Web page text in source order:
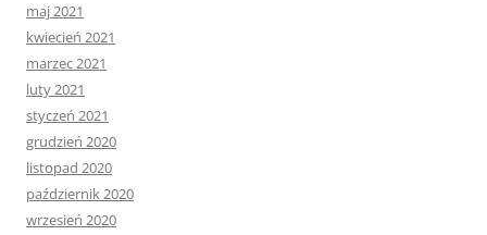
maj 2021
kwiecień 2021
marzec 2021
luty 2021
styczeń 2021
grudzień 2020
listopad 2020
październik 2020
wrzesień 2020